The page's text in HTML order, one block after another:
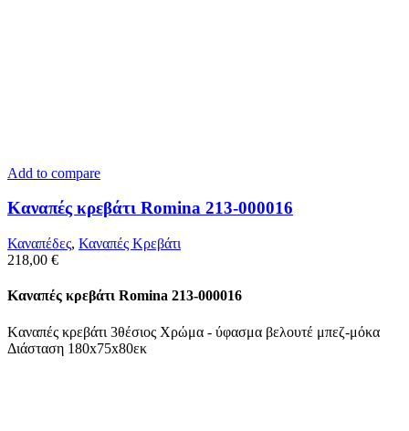
Add to compare
Kαναπές κρεβάτι Romina 213-000016
Καναπέδες, Καναπές Κρεβάτι
218,00 €
Kαναπές κρεβάτι Romina 213-000016
Kαναπές κρεβάτι 3θέσιος Χρώμα - ύφασμα βελουτέ μπεζ-μόκα
Διάσταση 180x75x80εκ